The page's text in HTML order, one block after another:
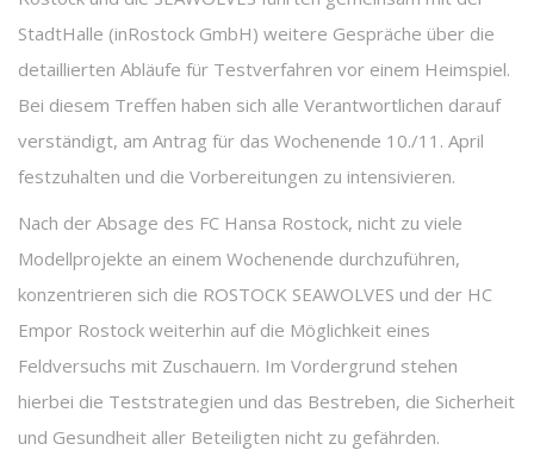
StadtHalle (inRostock GmbH) weitere Gespräche über die
detaillierten Abläufe für Testverfahren vor einem Heimspiel.
Bei diesem Treffen haben sich alle Verantwortlichen darauf
verständigt, am Antrag für das Wochenende 10./11. April
festzuhalten und die Vorbereitungen zu intensivieren.
Nach der Absage des FC Hansa Rostock, nicht zu viele
Modellprojekte an einem Wochenende durchzuführen,
konzentrieren sich die ROSTOCK SEAWOLVES und der HC
Empor Rostock weiterhin auf die Möglichkeit eines
Feldversuchs mit Zuschauern. Im Vordergrund stehen
hierbei die Teststrategien und das Bestreben, die Sicherheit
und Gesundheit aller Beteiligten nicht zu gefährden.